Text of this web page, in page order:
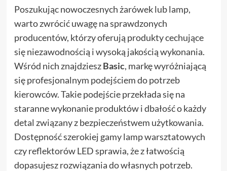
Poszukując nowoczesnych żarówek lub lamp,
warto zwrócić uwagę na sprawdzonych
producentów, którzy oferują produkty cechujące
się niezawodnością i wysoką jakością wykonania.
Wśród nich znajdzieszBasic, markę wyróżniającą
się profesjonalnym podejściem do potrzeb
kierowców. Takie podejście przekłada się na
staranne wykonanie produktów i dbałość o każdy
detal związany z bezpieczeństwem użytkowania.
Dostępność szerokiej gamy lamp warsztatowych
czy reflektorów LED sprawia, że z łatwością
dopasujesz rozwiązania do własnych potrzeb.